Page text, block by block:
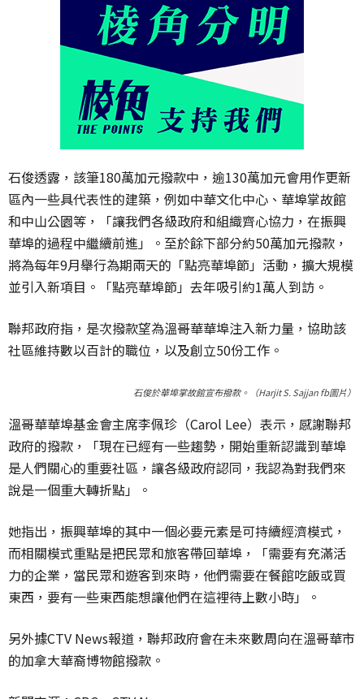
石俊透露，該筆180萬加元撥款中，逾130萬加元會用作更新
區內一些具代表性的建築，例如中華文化中心、華埠掌故館
和中山公園等，「讓我們各級政府和組織齊心協力，在振興
華埠的過程中繼續前進」。至於餘下部分約50萬加元撥款，
將為每年9月舉行為期兩天的「點亮華埠節」活動，擴大規模
並引入新項目。「點亮華埠節」去年吸引約1萬人到訪。
聯邦政府指，是次撥款望為溫哥華華埠注入新力量，協助該
社區維持數以百計的職位，以及創立50份工作。
石俊於華埠掌故館宣布撥款。（Harjit S. Sajjan fb圖片）
溫哥華華埠基金會主席李佩珍（Carol Lee）表示，感謝聯邦
政府的撥款，「現在已經有一些趨勢，開始重新認識到華埠
是人們關心的重要社區，讓各級政府認同，我認為對我們來
說是一個重大轉折點」。
她指出，振興華埠的其中一個必要元素是可持續經濟模式，
而相關模式重點是把民眾和旅客帶回華埠，「需要有充滿活
力的企業，當民眾和遊客到來時，他們需要在餐館吃飯或買
東西，要有一些東西能想讓他們在這裡待上數小時」。
另外據CTV News報道，聯邦政府會在未來數周向在溫哥華市
的加拿大華裔博物館撥款。